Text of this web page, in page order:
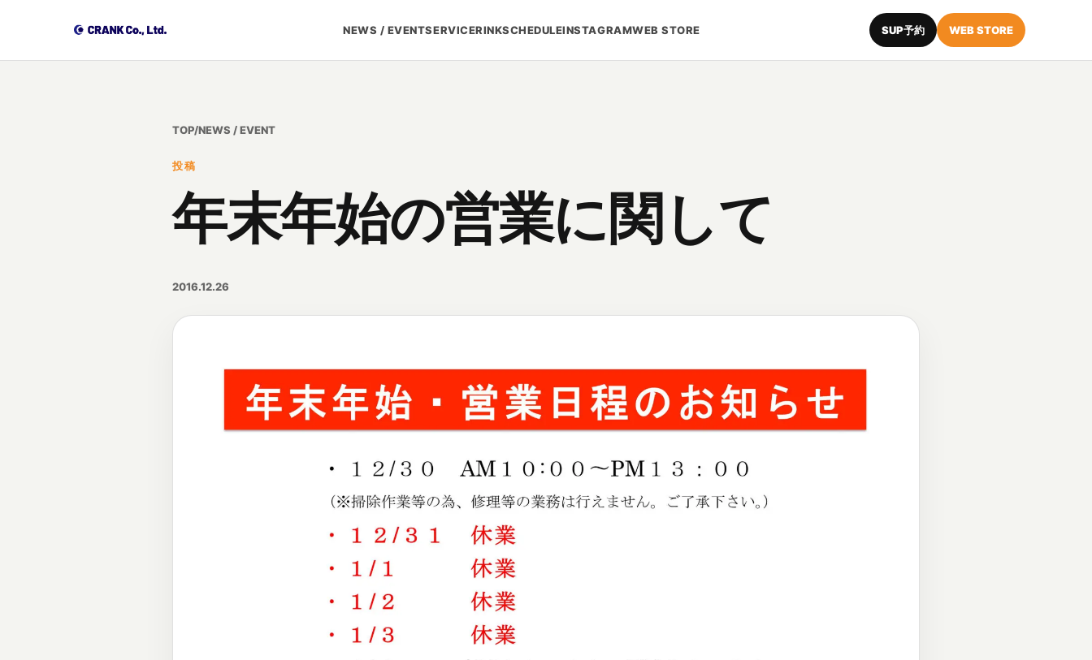
NEWS / EVENTSERVICERINKSCHEDULEINSTAGRAMWEB STORE SUP予約 WEB STORE
TOP/NEWS / EVENT
投稿
年末年始の営業に関して
2016.12.26